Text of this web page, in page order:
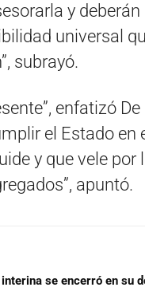
y
universal
subrayó.
enfatizó De
el Estado en
y que vele
apuntó.
se encerró en su